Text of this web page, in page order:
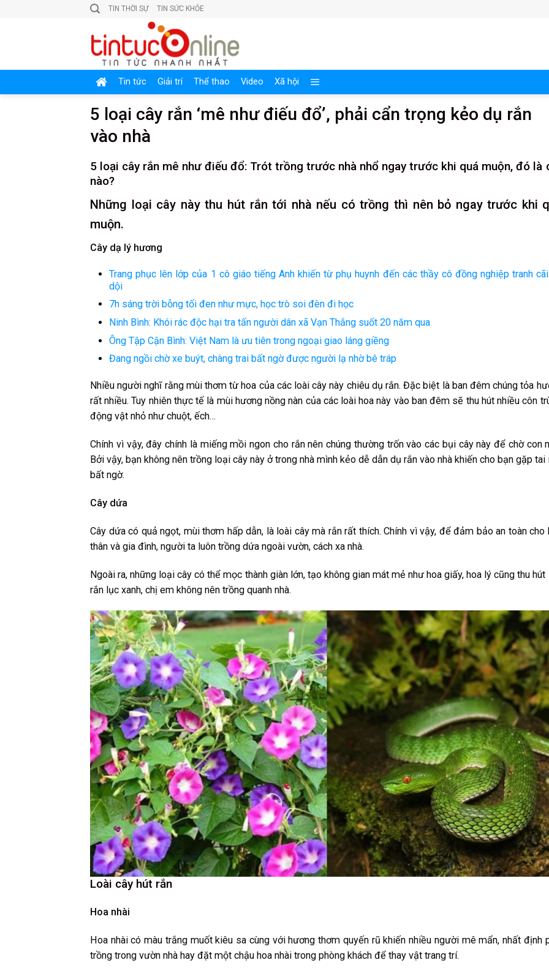
TIN THỜI SỰ TIN SỨC KHỎE
Tin tức Giải trí Thể thao Video Xã hội
5 loại cây rắn ‘mê như điếu đổ’, phải cẩn trọng kẻo dụ rắn
vào nhà
5 loại cây rắn mê như điếu đổ: Trót trồng trước nhà nhổ ngay trước khi quá muộn, đó là
nào?
Những loại cây này thu hút rắn tới nhà nếu có trồng thì nên bỏ ngay trước khi
muộn.
Cây dạ lý hương
Trang phục lên lớp của 1 cô giáo tiếng Anh khiến từ phụ huynh đến các thầy cô đồng nghiệp tranh
dội
7h sáng trời bỗng tối đen như mực, học trò soi đèn đi học
Ninh Bình: Khói rác độc hại tra tấn người dân xã Vạn Thắng suốt 20 năm qua
Ông Tập Cận Bình: Việt Nam là ưu tiên trong ngoại giao láng giềng
Đang ngồi chờ xe buýt, chàng trai bất ngờ được người lạ nhờ bê tráp
Nhiều người nghĩ rằng mùi thơm từ hoa của các loài cây này chiêu dụ rắn. Đặc biệt là ban đêm chúng tỏa
rất nhiều. Tuy nhiên thực tế là mùi hương nồng nàn của các loài hoa này vào ban đêm sẽ thu hút nhiều côn
động vật nhỏ như chuột, ếch…
Chính vì vậy, đây chính là miếng mồi ngon cho rắn nên chúng thường trốn vào các bụi cây này để chờ con
Bởi vậy, bạn không nên trồng loại cây này ở trong nhà mình kẻo dễ dẫn dụ rắn vào nhà khiến cho bạn gặp tai
bất ngờ.
Cây dứa
Cây dứa có quả ngọt, mùi thơm hấp dẫn, là loài cây mà rắn rất thích. Chính vì vậy, để đảm bảo an toàn cho
thân và gia đình, người ta luôn trồng dứa ngoài vườn, cách xa nhà.
Ngoài ra, những loại cây có thể mọc thành giàn lớn, tạo không gian mát mẻ như hoa giấy, hoa lý cũng thu hút
rắn lục xanh, chị em không nên trồng quanh nhà.
Loài cây hút rắn
Hoa nhài
Hoa nhài có màu trắng muốt kiêu sa cùng với hương thơm quyến rũ khiến nhiều người mê mẩn, nhất định
trồng trong vườn nhà hay đặt một chậu hoa nhài trong phòng khách để thay vật trang trí.